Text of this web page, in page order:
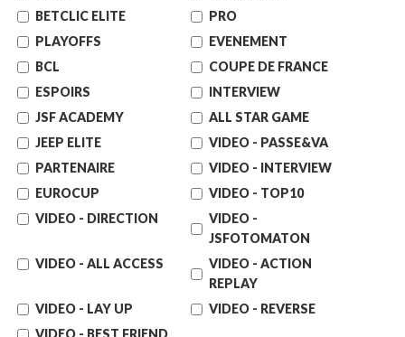
BETCLIC ELITE
PRO
PLAYOFFS
EVENEMENT
BCL
COUPE DE FRANCE
ESPOIRS
INTERVIEW
JSF ACADEMY
ALL STAR GAME
JEEP ELITE
VIDEO - PASSE&VA
PARTENAIRE
VIDEO - INTERVIEW
EUROCUP
VIDEO - TOP10
VIDEO - DIRECTION
VIDEO -
JSFOTOMATON
VIDEO - ALL ACCESS
VIDEO - ACTION
REPLAY
VIDEO - LAY UP
VIDEO - REVERSE
VIDEO - BEST FRIEND